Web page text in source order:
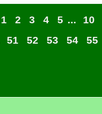
1 2 3 4 5 ...
10
51 52 53 54 55